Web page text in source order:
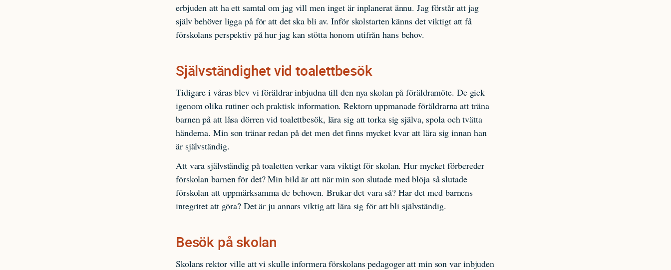
erbjuden att ha ett samtal om jag vill men inget är inplanerat ännu. Jag förstår att jag
själv behöver ligga på för att det ska bli av. Inför skolstarten känns det viktigt att få
förskolans perspektiv på hur jag kan stötta honom utifrån hans behov.
Självständighet vid toalettbesök
Tidigare i våras blev vi föräldrar inbjudna till den nya skolan på föräldramöte. De gick
igenom olika rutiner och praktisk information. Rektorn uppmanade föräldrarna att träna
barnen på att låsa dörren vid toalettbesök, lära sig att torka sig själva, spola och tvätta
händerna. Min son tränar redan på det men det finns mycket kvar att lära sig innan han
är självständig.
Att vara självständig på toaletten verkar vara viktigt för skolan. Hur mycket förbereder
förskolan barnen för det? Min bild är att när min son slutade med blöja så slutade
förskolan att uppmärksamma de behoven. Brukar det vara så? Har det med barnens
integritet att göra? Det är ju annars viktig att lära sig för att bli självständig.
Besök på skolan
Skolans rektor ville att vi skulle informera förskolans pedagoger att min son var inbjuden